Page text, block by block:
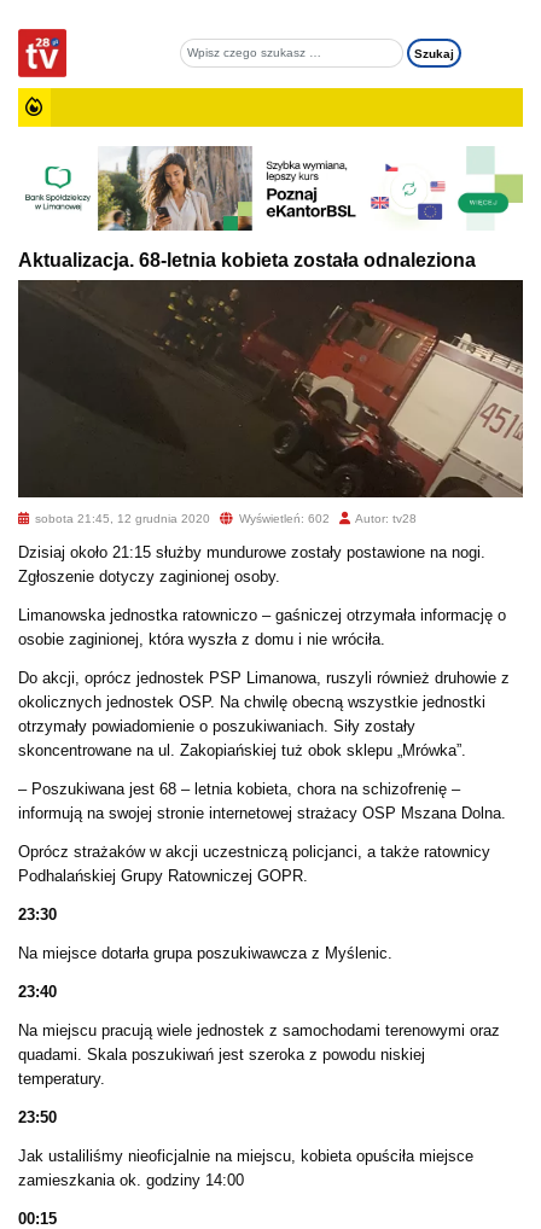
Aktualizacja. 68-letnia kobieta została odnaleziona
sobota 21:45, 12 grudnia 2020 Wyświetleń: 602 Autor: tv28
Dzisiaj około 21:15 służby mundurowe zostały postawione na nogi.
Zgłoszenie dotyczy zaginionej osoby.
Limanowska jednostka ratowniczo – gaśniczej otrzymała informację o
osobie zaginionej, która wyszła z domu i nie wróciła.
Do akcji, oprócz jednostek PSP Limanowa, ruszyli również druhowie z
okolicznych jednostek OSP. Na chwilę obecną wszystkie jednostki
otrzymały powiadomienie o poszukiwaniach. Siły zostały
skoncentrowane na ul. Zakopiańskiej tuż obok sklepu „Mrówka”.
– Poszukiwana jest 68 – letnia kobieta, chora na schizofrenię –
informują na swojej stronie internetowej strażacy OSP Mszana Dolna.
Oprócz strażaków w akcji uczestniczą policjanci, a także ratownicy
Podhalańskiej Grupy Ratowniczej GOPR.
23:30
Na miejsce dotarła grupa poszukiwawcza z Myślenic.
23:40
Na miejscu pracują wiele jednostek z samochodami terenowymi oraz
quadami. Skala poszukiwań jest szeroka z powodu niskiej
temperatury.
23:50
Jak ustaliliśmy nieoficjalnie na miejscu, kobieta opuściła miejsce
zamieszkania ok. godziny 14:00
00:15